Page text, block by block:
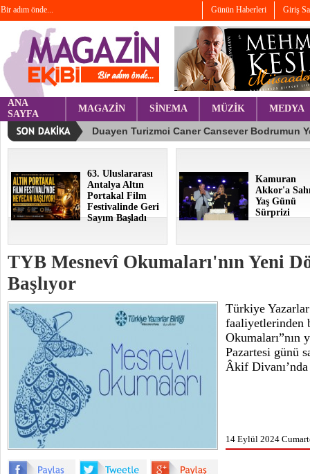
Bir adım önde... Günün Haberleri Giriş
ANA
SAYFA
MAGAZİN SİNEMA MÜZİK MEDYA
63. Uluslararası
Antalya Altın
Portakal Film
Festivalinde Geri
Sayım Başladı
Kamuran
Akkor'a
Yaş Günü
Sürprizi
TYB Mesnevî Okumaları'nın Yeni
Başlıyor
Türkiye
faaliyetlerinden
Okumaları”nın
Pazartesi günü
Âkif
14 Eylül 2024